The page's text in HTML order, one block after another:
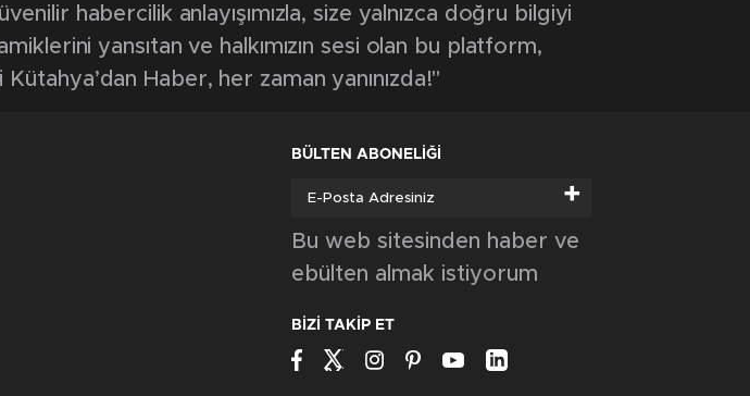
habercilik anlayışımızla, size yalnızca doğru bilgiyi
yansıtan ve halkımızın sesi olan bu platform,
Haber, her zaman yanınızda!"
BÜLTEN ABONELİĞİ
+
Bu web sitesinden haber ve
ebülten almak istiyorum
BİZİ TAKİP ET